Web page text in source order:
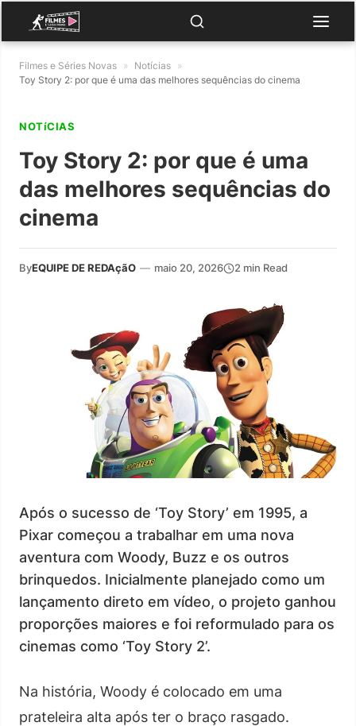
Filmes e Séries Novas » Notícias »
Toy Story 2: por que é uma das melhores sequências do cinema
NOTíCIAS
Toy Story 2: por que é uma
das melhores sequências do
cinema
ByEQUIPE DE REDAçãO — maio 20, 2026 2 min Read
Após o sucesso de ‘Toy Story’ em 1995, a
Pixar começou a trabalhar em uma nova
aventura com Woody, Buzz e os outros
brinquedos. Inicialmente planejado como um
lançamento direto em vídeo, o projeto ganhou
proporções maiores e foi reformulado para os
cinemas como ‘Toy Story 2’.
Na história, Woody é colocado em uma
prateleira alta após ter o braço rasgado.